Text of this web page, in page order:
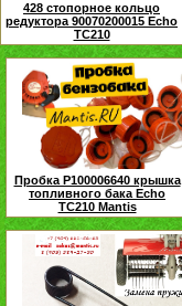
428 стопорное кольцо
редуктора 90070200015 Echo
TC210
Пробка P100006640 крышка
топливного бака Echo
TC210 Mantis